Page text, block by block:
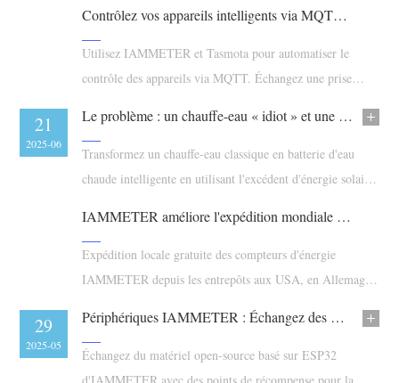
Blogs
App Store
Explorer le site
Classement PV
Contrôlez vos appareils intelligents via MQTT avec IAMMETER + Tasmota : obtenez des prises intelligentes gratuites dès maintenant !
Utilisez IAMMETER et Tasmota pour automatiser le
contrôle des appareils via MQTT. Échangez une prise
11
2025-07
Le problème : un chauffe-eau « idiot » et une énergie solaire inutilisée
Transformez un chauffe-eau classique en batterie d'eau
chaude intelligente en utilisant l'excédent d'énergie solaire
21
2025-06
IAMMETER améliore l'expédition mondiale : entrepôts locaux désormais disponibles aux USA, en Allemagne et en Australie
Expédition locale gratuite des compteurs d'énergie
IAMMETER depuis les entrepôts aux USA, en Allemagne
monde entier via Alibaba et Amazon.
09
2025-06
Périphériques IAMMETER : Échangez des Kits ESP32 Open-Source avec vos Points de Récompense
Échangez du matériel open-source basé sur ESP32
29
2025-05